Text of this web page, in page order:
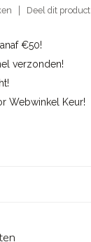
Deel dit product
€50!
verzonden!
Webwinkel Keur!